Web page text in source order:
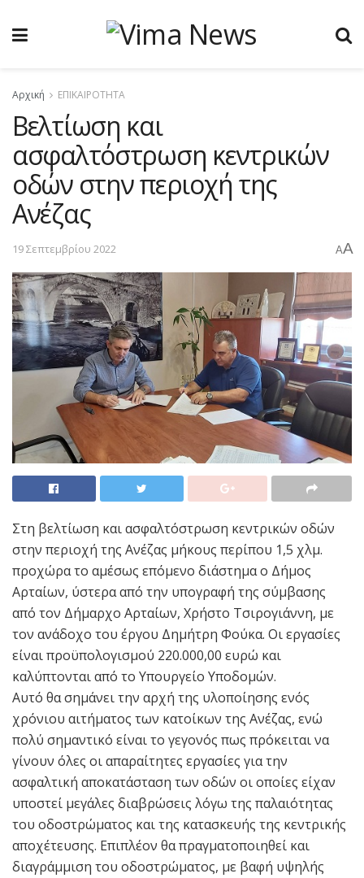
Αρχική ΕΠΙΚΑΙΡΟΤΗΤΑ
Βελτίωση και
ασφαλτόστρωση κεντρικών
οδών στην περιοχή της
Ανέζας
19 Σεπτεμβρίου 2022 AA
Στη βελτίωση και ασφαλτόστρωση κεντρικών οδών
στην περιοχή της Ανέζας μήκους περίπου 1,5 χλμ.
προχώρα το αμέσως επόμενο διάστημα ο Δήμος
Αρταίων, ύστερα από την υπογραφή της σύμβασης
από τον Δήμαρχο Αρταίων, Χρήστο Τσιρογιάννη, με
τον ανάδοχο του έργου Δημήτρη Φούκα. Οι εργασίες
είναι προϋπολογισμού 220.000,00 ευρώ και
καλύπτονται από το Υπουργείο Υποδομών.
Αυτό θα σημάνει την αρχή της υλοποίησης ενός
χρόνιου αιτήματος των κατοίκων της Ανέζας, ενώ
πολύ σημαντικό είναι το γεγονός πως πρόκειται να
γίνουν όλες οι απαραίτητες εργασίες για την
ασφαλτική αποκατάσταση των οδών οι οποίες είχαν
υποστεί μεγάλες διαβρώσεις λόγω της παλαιότητας
του οδοστρώματος και της κατασκευής της κεντρικής
αποχέτευσης. Επιπλέον θα πραγματοποιηθεί και
διαγράμμιση του οδοστρώματος, με βαφή υψηλής